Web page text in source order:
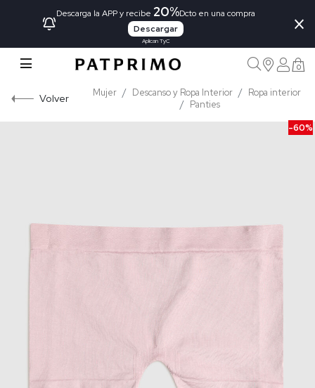
Descarga la APP y recibe 20%Dcto en una compra
Descargar
Aplican TyC
×
0
Volver Mujer Descanso y Ropa Interior
Ropa interior
Panties
-60%